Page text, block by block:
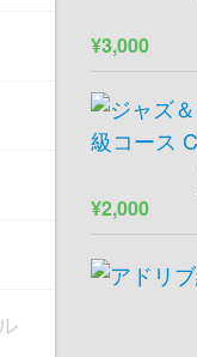
¥3,000
¥2,000